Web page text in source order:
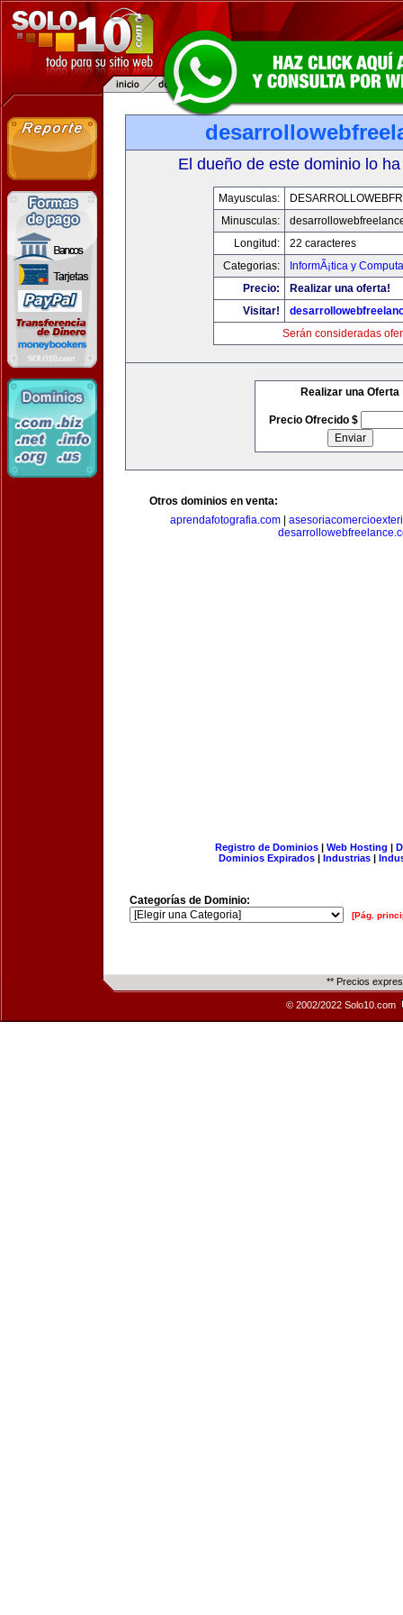
El dueño de este dominio lo
Mayusculas:
Minusculas:
Longitud:
22 caracteres
Categorias:
InformÃ¡tica y
Precio:
Realizar una oferta!
Visitar!
Serán consideradas
Realizar una Oferta
Precio Ofrecido $
Otros dominios en venta:
aprendafotografia.com
Registro de Dominios| Web Hosting |
Dominios Expirados | Industrias |
Categorías de Dominio:
[Pág.
** Precios
© 2002/2022 Solo10.com